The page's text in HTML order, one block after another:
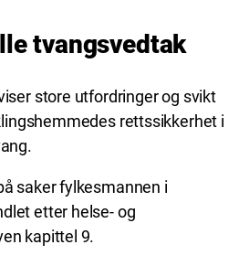
tvangsvedtak
store utfordringer og svikt
rettssikkerhet i
saker fylkesmannen i
etter helse- og
kapittel 9.